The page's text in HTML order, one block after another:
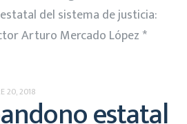
del sistema de justicia:
Arturo Mercado López *
20, 2018